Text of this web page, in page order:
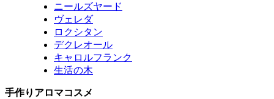
ニールズヤード
ヴェレダ
ロクシタン
デクレオール
キャロルフランク
生活の木
手作りアロマコスメ